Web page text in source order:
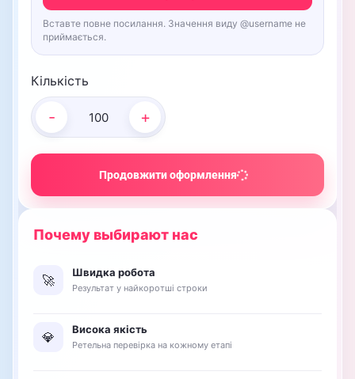
Вставте повне посилання. Значення виду @username не
приймається.
Кількість
- +
Продовжити оформлення
🚀 Швидка робота
Результат у найкоротші строки
💎 Висока якість
Ретельна перевірка на кожному етапі